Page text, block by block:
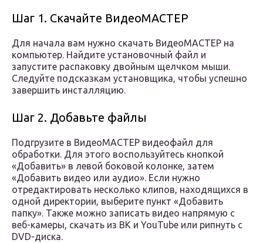
Шаг 1. Скачайте ВидеоМАСТЕР
Для начала вам нужно скачать ВидеоМАСТЕР на
компьютер. Найдите установочный файл и
запустите распаковку двойным щелчком мыши.
Следуйте подсказкам установщика, чтобы успешно
завершить инсталляцию.
Шаг 2. Добавьте файлы
Подгрузите в ВидеоМАСТЕР видеофайл для
обработки. Для этого воспользуйтесь кнопкой
«Добавить» в левой боковой колонке, затем
«Добавить видео или аудио». Если нужно
отредактировать несколько клипов, находящихся в
одной директории, выберите пункт «Добавить
папку». Также можно записать видео напрямую с
веб-камеры, скачать из ВК и YouTube или рипнуть с
DVD-диска.